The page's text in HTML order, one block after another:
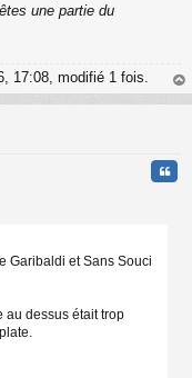
une partie du
17:08, modifié 1 fois.
au
Garibaldi et Sans Souci
au dessus était trop